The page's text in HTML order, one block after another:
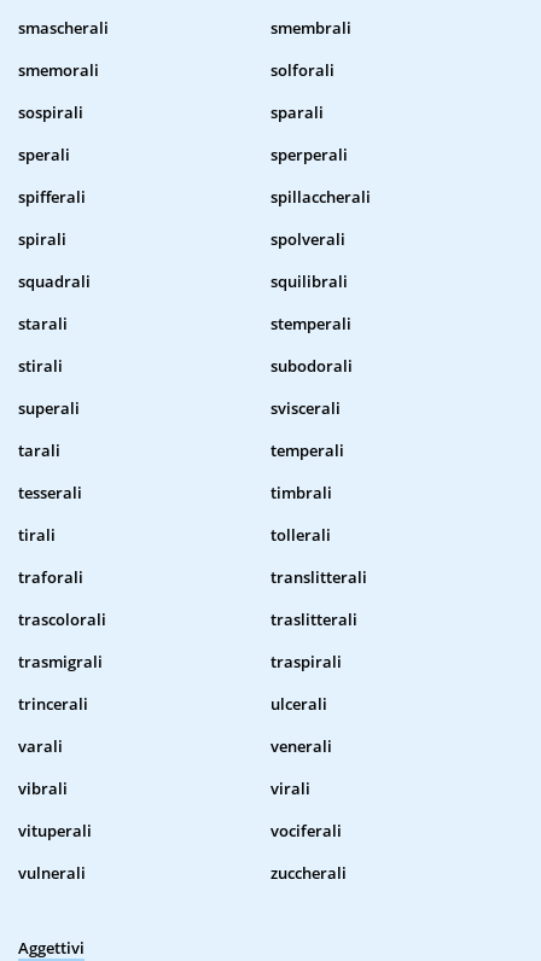
smascherali
smembrali
smemorali
solforali
sospirali
sparali
sperali
sperperali
spifferali
spillaccherali
spirali
spolverali
squadrali
squilibrali
starali
stemperali
stirali
subodorali
superali
sviscerali
tarali
temperali
tesserali
timbrali
tirali
tollerali
traforali
translitterali
trascolorali
traslitterali
trasmigrali
traspirali
trincerali
ulcerali
varali
venerali
vibrali
virali
vituperali
vociferali
vulnerali
zuccherali
Aggettivi